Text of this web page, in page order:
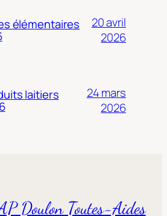
élémentaires
20 avril
2026
laitiers
24 mars
2026
Doulon Toutes-Aides